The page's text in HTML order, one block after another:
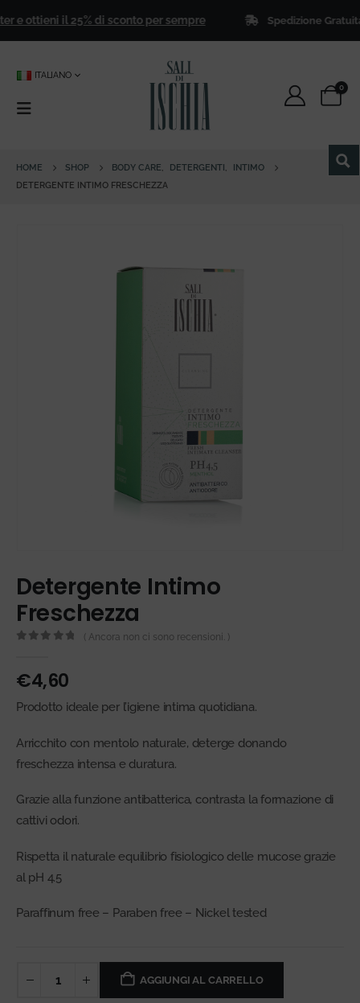
ottieni il 25% di sconto per sempre Spedizione Gratuita
ITALIANO
0
HOME SHOP BODY CARE, DETERGENTI ,
INTIMO
DETERGENTE INTIMO FRESCHEZZA
Detergente Intimo
Freschezza
( Ancora non ci sono recensioni. )
€4,60
Prodotto ideale per l’igiene intima quotidiana.
Arricchito con mentolo naturale, deterge donando
freschezza intensa e duratura.
Grazie alla funzione antibatterica, contrasta la formazione di
cattivi odori.
Rispetta il naturale equilibrio fisiologico delle mucose grazie
al pH 4.5
Paraffinum free – Paraben free – Nickel tested
AGGIUNGI AL CARRELLO